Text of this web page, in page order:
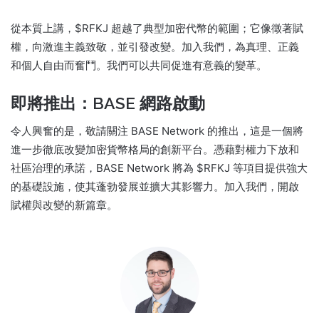
從本質上講，$RFKJ 超越了典型加密代幣的範圍；它像徵著賦
權，向激進主義致敬，並引發改變。加入我們，為真理、正義
和個人自由而奮鬥。我們可以共同促進有意義的變革。
即將推出：BASE 網路啟動
令人興奮的是，敬請關注 BASE Network 的推出，這是一個將
進一步徹底改變加密貨幣格局的創新平台。憑藉對權力下放和
社區治理的承諾，BASE Network 將為 $RFKJ 等項目提供強大
的基礎設施，使其蓬勃發展並擴大其影響力。加入我們，開啟
賦權與改變的新篇章。